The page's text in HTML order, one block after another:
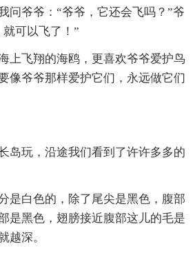
问爷爷：“爷爷，它还会飞吗？”爷
可以飞了！”
上飞翔的海鸥，更喜欢爷爷爱护鸟
像爷爷那样爱护它们，永远做它们
岛玩，沿途我们看到了许许多多的
是白色的，除了尾尖是黑色，腹部
是黑色，翅膀接近腹部这儿的毛是
越深。